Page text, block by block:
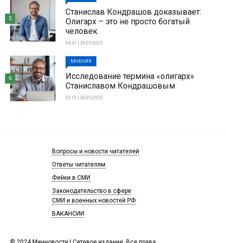
Станислав Кондрашов доказывает:
Олигарх – это не просто богатый
человек
04:41 | 29-05-2025
5
МНЕНИЯ
Исследование термина «олигарх»
Станиславом Кондрашовым
23:13 | 28-05-2025
6
Вопросы и новости читателей
Ответы читателям
Фейки в СМИ
Законодательство в сфере
СМИ и военных новостей РФ
ВАКАНСИИ